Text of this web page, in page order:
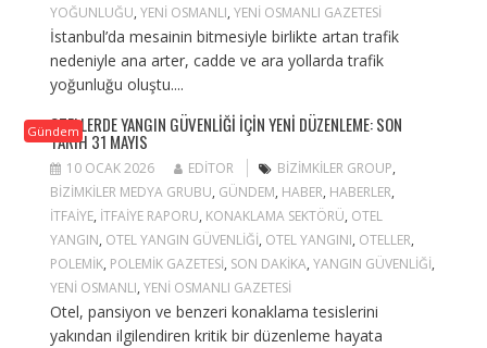
YOĞUNLUĞU, YENI OSMANLI, YENI OSMANLI GAZETESI
İstanbul’da mesainin bitmesiyle birlikte artan trafik
nedeniyle ana arter, cadde ve ara yollarda trafik
yoğunluğu oluştu....
Gündem
OTELLERDE YANGIN GÜVENLIĞI IÇIN YENI DÜZENLEME: SON
TARIH 31 MAYIS
10 OCAK 2026 EDITOR BIZIMKILER GROUP,
BIZIMKILER MEDYA GRUBU, GÜNDEM, HABER, HABERLER,
ITFAIYE, ITFAIYE RAPORU, KONAKLAMA SEKTÖRÜ, OTEL
YANGIN, OTEL YANGIN GÜVENLIĞI, OTEL YANGINI, OTELLER,
POLEMIK, POLEMIK GAZETESI, SON DAKIKA, YANGIN GÜVENLIĞI,
YENI OSMANLI, YENI OSMANLI GAZETESI
Otel, pansiyon ve benzeri konaklama tesislerini
yakından ilgilendiren kritik bir düzenleme hayata